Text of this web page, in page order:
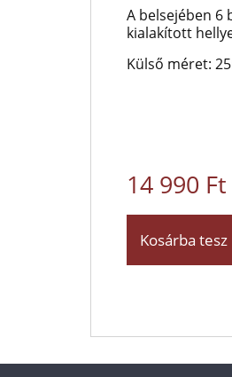
A belsejében
kialakított
Külső méret:
14 990 Ft
Kosárba tesz